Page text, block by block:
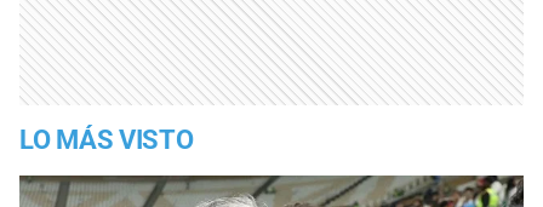
LO MÁS VISTO